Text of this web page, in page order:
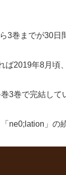
3巻までが30日
2019年8月頃
3巻で完結し
ne0;lation」